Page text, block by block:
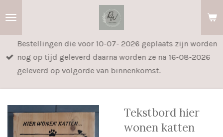
Bestellingen die voor 10-07- 2026 geplaats zijn worden
nog op tijd geleverd daarna worden ze na 16-08-2026
geleverd op volgorde van binnenkomst.
Tekstbord hier
wonen katten